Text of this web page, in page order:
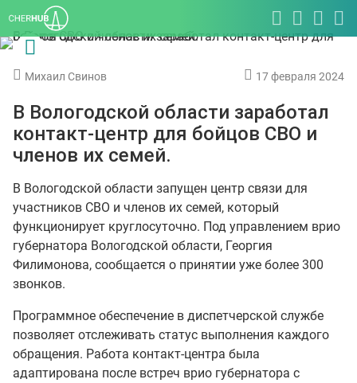
Михаил Свинов 17 февраля 2024
В Вологодской области заработал
контакт-центр для бойцов СВО и
членов их семей.
В Вологодской области запущен центр связи для
участников СВО и членов их семей, который
функционирует круглосуточно. Под управлением врио
губернатора Вологодской области, Георгия
Филимонова, сообщается о принятии уже более 300
звонков.
Программное обеспечение в диспетчерской службе
позволяет отслеживать статус выполнения каждого
обращения. Работа контакт-центра была
адаптирована после встреч врио губернатора с